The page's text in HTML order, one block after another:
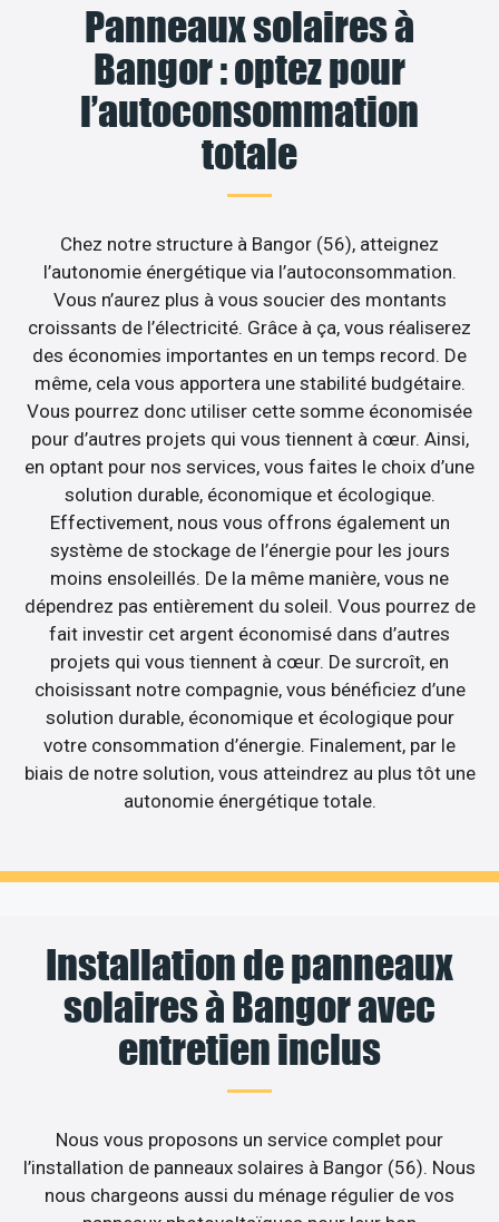
Panneaux solaires à
Bangor : optez pour
l’autoconsommation
totale
Chez notre structure à Bangor (56), atteignez
l’autonomie énergétique via l’autoconsommation.
Vous n’aurez plus à vous soucier des montants
croissants de l’électricité. Grâce à ça, vous réaliserez
des économies importantes en un temps record. De
même, cela vous apportera une stabilité budgétaire.
Vous pourrez donc utiliser cette somme économisée
pour d’autres projets qui vous tiennent à cœur. Ainsi,
en optant pour nos services, vous faites le choix d’une
solution durable, économique et écologique.
Effectivement, nous vous offrons également un
système de stockage de l’énergie pour les jours
moins ensoleillés. De la même manière, vous ne
dépendrez pas entièrement du soleil. Vous pourrez de
fait investir cet argent économisé dans d’autres
projets qui vous tiennent à cœur. De surcroît, en
choisissant notre compagnie, vous bénéficiez d’une
solution durable, économique et écologique pour
votre consommation d’énergie. Finalement, par le
biais de notre solution, vous atteindrez au plus tôt une
autonomie énergétique totale.
Installation de panneaux
solaires à Bangor avec
entretien inclus
Nous vous proposons un service complet pour
l’installation de panneaux solaires à Bangor (56). Nous
nous chargeons aussi du ménage régulier de vos